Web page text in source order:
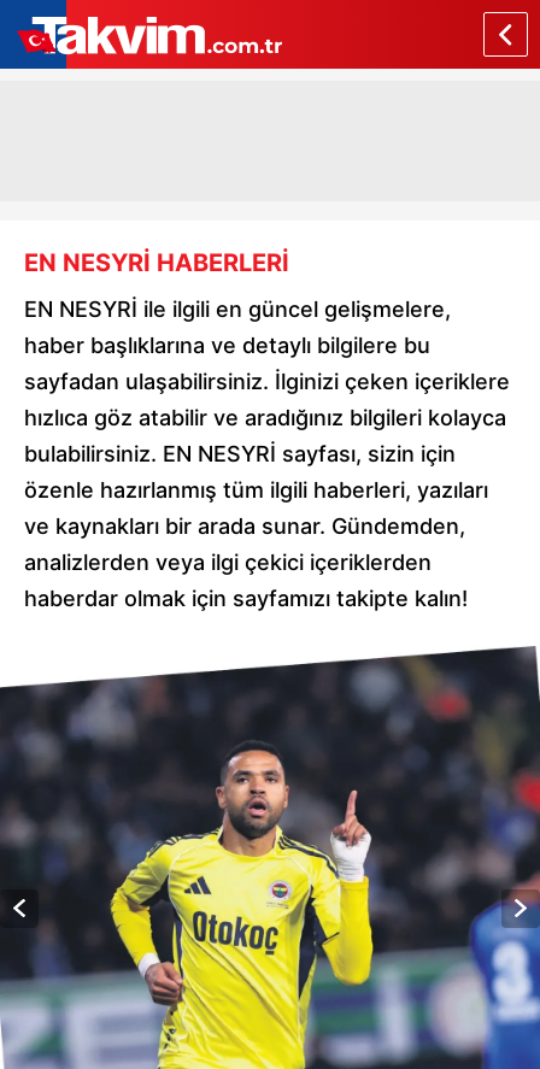
EN NESYRİ HABERLERİ
EN NESYRİ ile ilgili en güncel gelişmelere,
haber başlıklarına ve detaylı bilgilere bu
sayfadan ulaşabilirsiniz. İlginizi çeken içeriklere
hızlıca göz atabilir ve aradığınız bilgileri kolayca
bulabilirsiniz. EN NESYRİ sayfası, sizin için
özenle hazırlanmış tüm ilgili haberleri, yazıları
ve kaynakları bir arada sunar. Gündemden,
analizlerden veya ilgi çekici içeriklerden
haberdar olmak için sayfamızı takipte kalın!